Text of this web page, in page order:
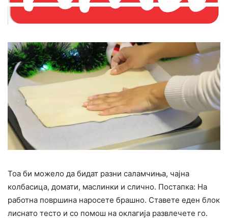
Тоа би можело да бидат разни саламчиња, чајна
колбасица, домати, маслинки и слично. Постапка: На
работна површина наросете брашно. Ставете еден блок
лиснато тесто и со помош на оклагија развлечете го.